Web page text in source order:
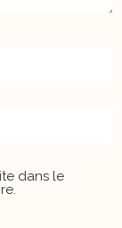
dans le